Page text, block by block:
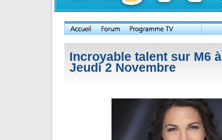
Incroyable talent sur M6
Jeudi 2 Novembre